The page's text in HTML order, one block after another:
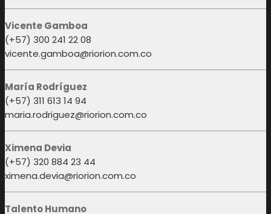
Vicente Gamboa
(+57) 300 241 22 08
vicente.gamboa@riorion.com.co
María Rodríguez
(+57) 311 613 14 94
maria.rodriguez@riorion.com.co
Ximena Devia
(+57) 320 884 23 44
ximena.devia@riorion.com.co
Talento Humano